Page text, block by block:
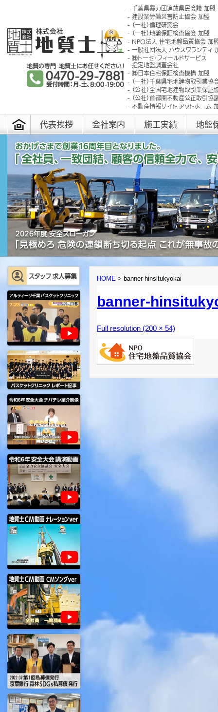
千葉県暴力団追放県民会議 加盟
建設業労働災害防止協会 加盟
（一社）倫理研究会
（一社）地盤保証検査協会 加盟
NPO法人 住宅地盤品質協会 加
一般社団法人 ハウスワランティ
㈱トーセ･フィールドサービス
指定地盤調査会社
㈱日本住宅保証検査機構 加盟
（一社）千葉県宅地建物取引業協
（公社）全国宅地建物取引業保証
（公社）首都圏不動産公正取引協
不動産情報サイト アットホーム
代表挨拶 会社案内 施工実績 地盤
HOME > banner-hinsitukyokai
banner-
Full resolution (200 × 54)